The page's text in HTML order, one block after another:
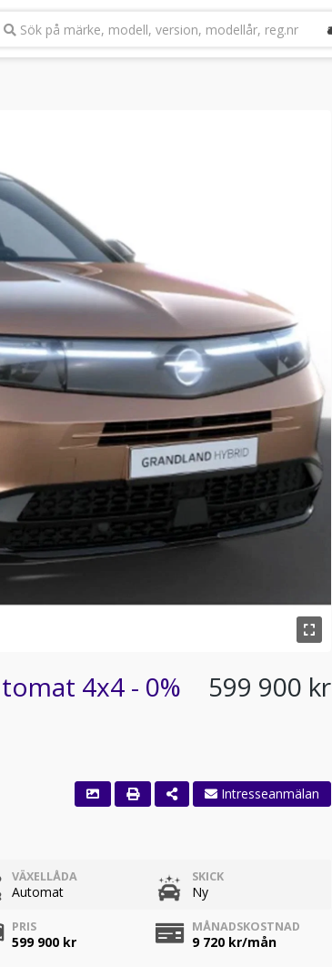
Sök på märke, modell, version, modellår, reg.nr
4x4 - 0%
599 900 kr
Intresseanmälan
VÄXELLÅDA
Automat
SKICK
Ny
PRIS
599 900 kr
MÅNADSKOSTNAD
9 720kr/mån